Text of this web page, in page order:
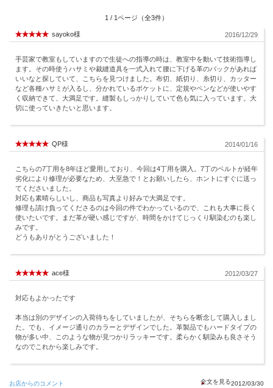
1 / 1ページ（全3件）
sayoko様 2016/12/29
手芸家で教室もしていますので生徒への指導の時は、教室中を動いて技術指導し
ます。その時使うハサミや裁縫道具を一式入れて腰に下げる革のバックがあれば
いいなと探していて、こちらを見つけました。布切、紙切り、糸切り、カッター
など各種ハサミが入るし、分かれているポケットに、定規やペンなどが使いやす
く収納できて、大満足です。縫製もしっかりしていて色も気に入っています。大
切に使っていきたいと思います。
QP様 2014/01/16
こちらの7丁用を8年ほど愛用しており、今回は4丁用を購入。7丁のベルトが経年
劣化により修理が必要なため、大至急で！とお願いしたら、ホントにすぐに送っ
てくださいました。
対応も素晴らしいし、商品も写真より好みで大満足です。
修理も請け負ってくださるのは今回の件でわかっているので、これも大事に長く
使いたいです。まだ革が硬い感じですが、時間をかけてじっくり馴染むのも楽し
みです。
どうもありがとうございました！
ace様 2012/03/27
対応もよかったです
本当は別のデザインの入荷待ちをしていましたが、そちらを断念して購入しまし
た。でも、イメージ通りのカラーとデザインでした。革製品でもハードタイプの
物が多い中、このような物が見つかりラッキーです。柔らかく馴染みも良さそう
なのでこれから楽しみです。
お店からのコメント 2012/03/30